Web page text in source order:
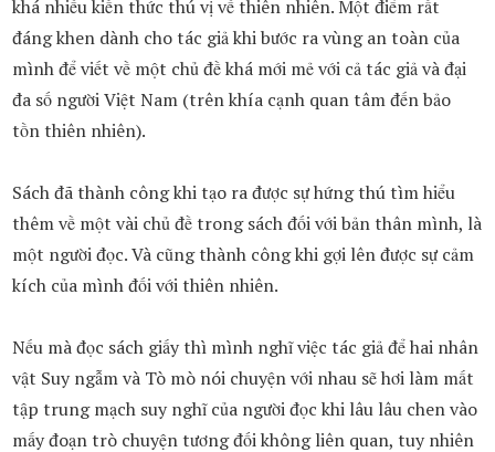
khá nhiều kiến thức thú vị về thiên nhiên. Một điểm rất
đáng khen dành cho tác giả khi bước ra vùng an toàn của
mình để viết về một chủ đề khá mới mẻ với cả tác giả và đại
đa số người Việt Nam (trên khía cạnh quan tâm đến bảo
tồn thiên nhiên).
Sách đã thành công khi tạo ra được sự hứng thú tìm hiểu
thêm về một vài chủ đề trong sách đối với bản thân mình, là
một người đọc. Và cũng thành công khi gợi lên được sự cảm
kích của mình đối với thiên nhiên.
Nếu mà đọc sách giấy thì mình nghĩ việc tác giả để hai nhân
vật Suy ngẫm và Tò mò nói chuyện với nhau sẽ hơi làm mất
tập trung mạch suy nghĩ của người đọc khi lâu lâu chen vào
mấy đoạn trò chuyện tương đối không liên quan, tuy nhiên